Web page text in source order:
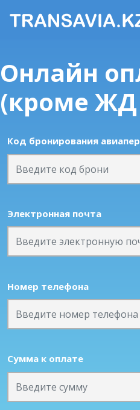
Онлайн
(кроме ЖД
Код бронирования
Электронная почта
Номер телефона
Сумма к оплате